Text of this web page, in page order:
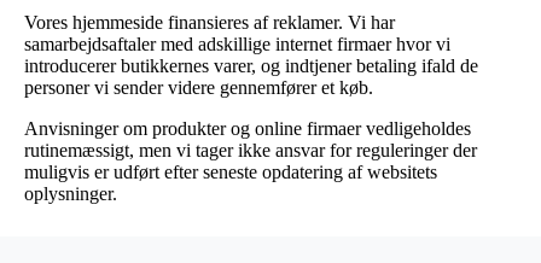
Vores hjemmeside finansieres af reklamer. Vi har
samarbejdsaftaler med adskillige internet firmaer hvor vi
introducerer butikkernes varer, og indtjener betaling ifald de
personer vi sender videre gennemfører et køb.
Anvisninger om produkter og online firmaer vedligeholdes
rutinemæssigt, men vi tager ikke ansvar for reguleringer der
muligvis er udført efter seneste opdatering af websitets
oplysninger.